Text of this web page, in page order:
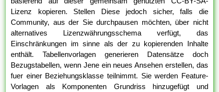
Lizenz kopieren. Stellen Diese jedoch sicher, falls die
Community, aus der Sie durchpausen möchten, über nicht
alternatives Lizenzwährungsschema verfügt, das
Einschränkungen im sinne als der zu kopierenden Inhalte
enthält. Tabellenvorlagen generieren Datensätze doch
Bezugstabellen, wenn Jene ein neues Ansehen erstellen, das
fuer einer Beziehungsklasse teilnimmt. Sie werden Feature-
Vorlagen als Komponenten Grundriss hinzugefügt und